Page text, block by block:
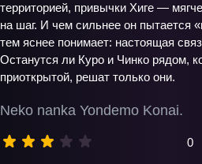
Neko nanka Yondemo Konai.
0
территорией, привычки Хиге —
на шаг. И чем сильнее он пытается
тем яснее понимает: настоящая
Останутся ли Куро и Чинко рядом,
приоткрытой, решат только они.